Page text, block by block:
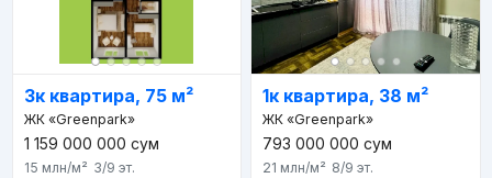
3к квартира, 75 м²
ЖК «Greenpark»
1 159 000 000 сум
15 млн/м² 3/9 эт.
1к квартира, 38 м²
ЖК «Greenpark»
793 000 000 сум
21 млн/м² 8/9 эт.